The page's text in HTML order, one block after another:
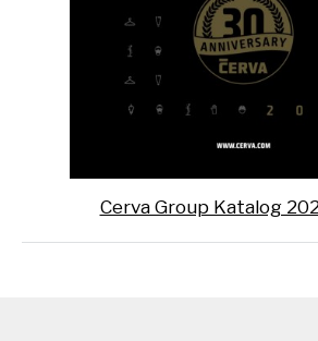
Cerva Group Katalog